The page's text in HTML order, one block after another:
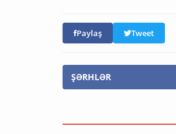
Paylaş Tweet
ŞƏRHLƏR